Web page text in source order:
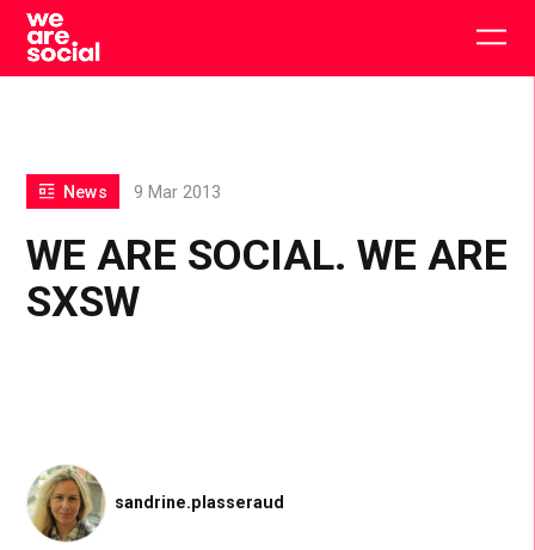
Skip
content
WE ARE SOCIAL. WE ARE
SXSW
News 9 Mar 2013
sandrine.plasseraud